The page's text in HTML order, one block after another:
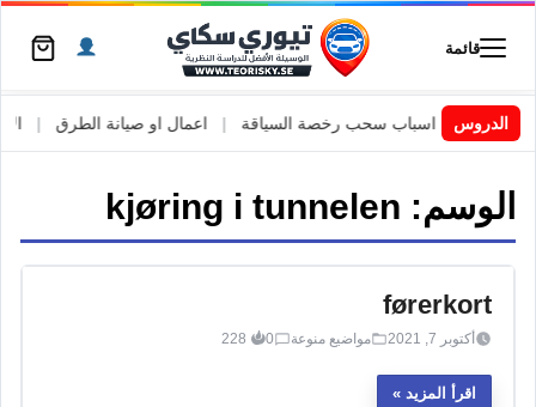
قائمة
الدروسالسويد | اسباب سحب رخصة السياقة اعمال او صيانة الطرق
الوسم: kjøring i tunnelen
førerkort
أكتوبر 7, 2021 مواضيع منوعة 0
228
اقرأ المزيد